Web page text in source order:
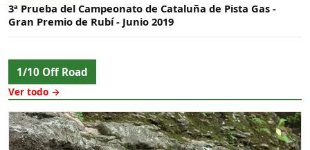
3ª Prueba del Campeonato de Cataluña de Pista Gas -
Gran Premio de Rubí - Junio 2019
1/10 Off Road
Ver todo →